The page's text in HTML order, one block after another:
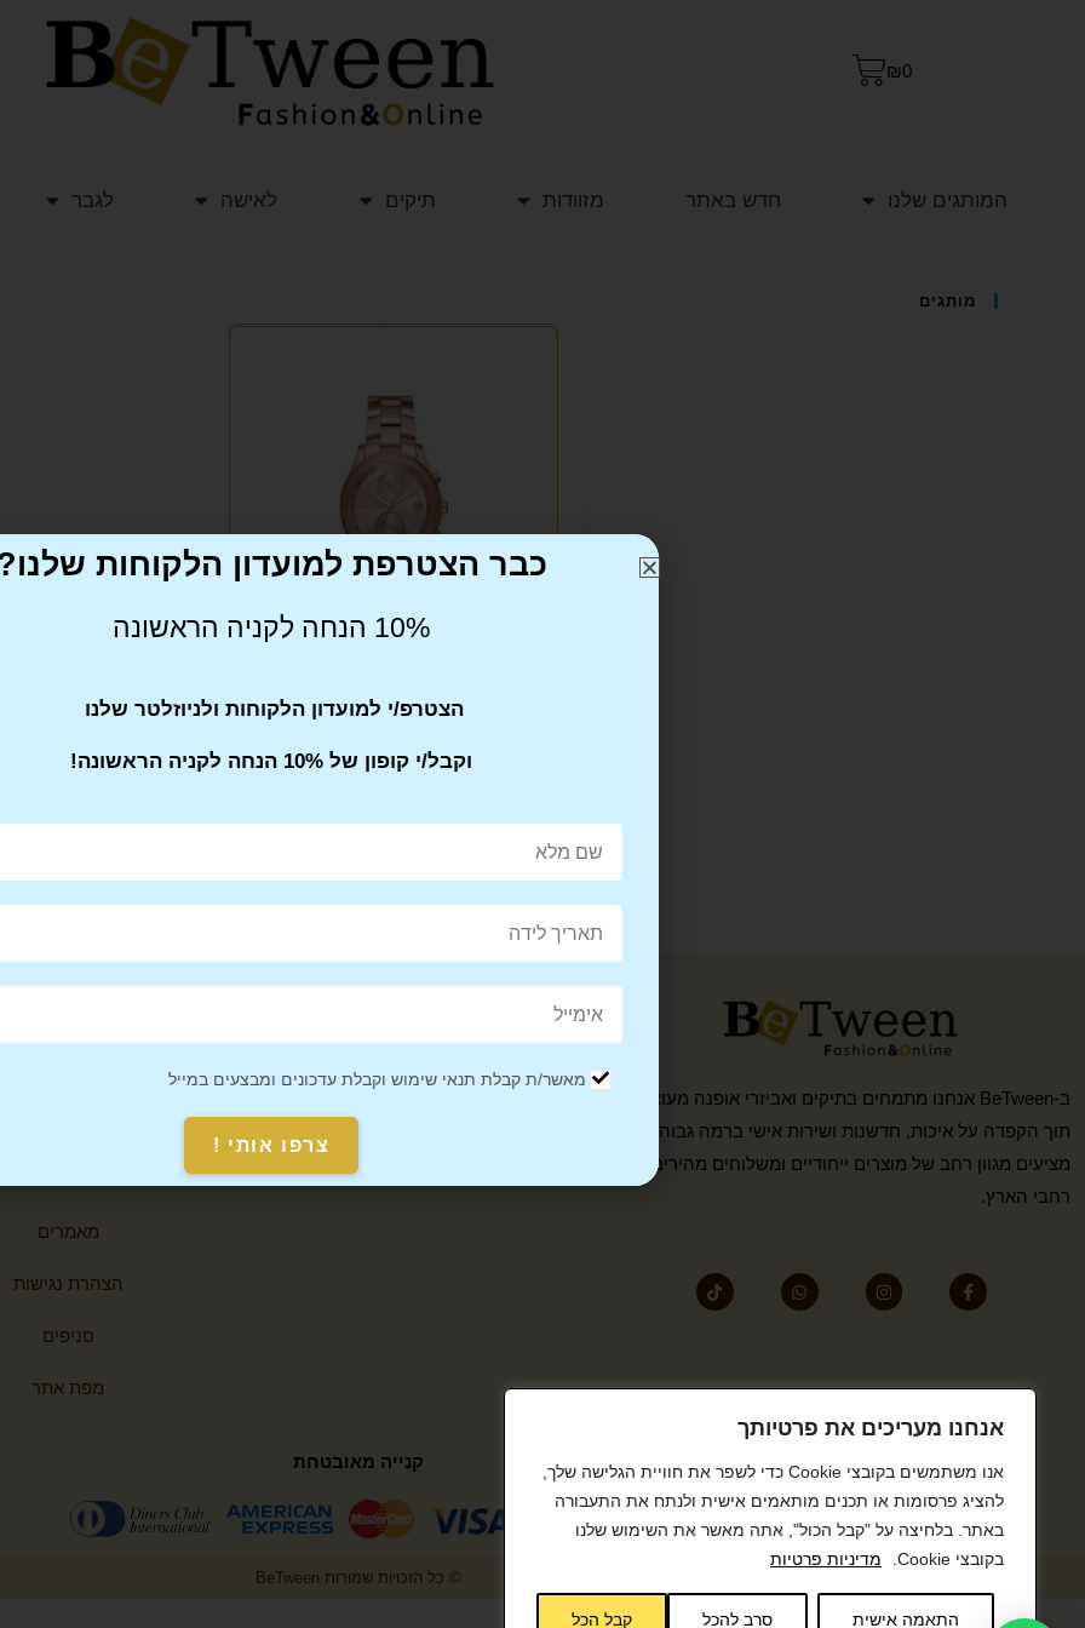
אנחנו מעריכים את פרטיותך
אנו משתמשים בקובצי Cookie כדי לשפר את חוויית הגלישה שלך,
להציג פרסומות או תכנים מותאמים אישית ולנתח את התעבורה
באתר. בלחיצה על "קבל הכול", אתה מאשר את השימוש שלנו
בקובצי Cookie.
מדיניות פרטיות
התאמה אישית סרב להכל קבל הכל
₪0
המותגים שלנו חדש באתר מזוודות תיקים לאישה לגבר
שעון יד לאישה MICHAEL KORS מייקל
מותגים
ב-BeTween אנחנו מתמחים בתיקים ואביזרי אופנה מעוצבים,
תוך הקפדה על איכות, חדשנות ושירות אישי ברמה גבוהה. אנו
מציעים מגוון רחב של מוצרים ייחודיים ומשלוחים מהירים לכל
רחבי הארץ.
infobetween1@gmail.com
מאמרים
הצהרת נגישות
סניפים
מפת אתר
קנייה מאובטחת
© כל הזכויות שמורות BeTween
כבר הצטרפת למועדון הלקוחות
10% הנחה לקניה הראשונה
הצטרפ/י למועדון הלקוחות ולניוזלטר שלנו
וקבל/י קופון של 10% הנחה לקניה הראשונה!
מאשר/ת קבלת תנאי שימוש וקבלת עדכונים ומבצעים במייל
צרפו אותי !